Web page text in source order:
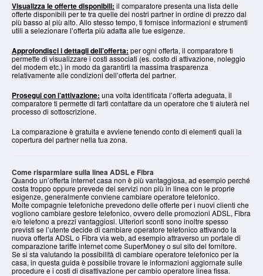
Visualizza le offerte disponibili: il comparatore presenta una lista delle
offerte disponibili per te tra quelle dei nostri partner in ordine di prezzo dal
più basso al più alto. Allo stesso tempo, ti fornisce informazioni e strumenti
utili a selezionare l’offerta più adatta alle tue esigenze.
Approfondisci i dettagli dell’offerta: per ogni offerta, il comparatore ti
permette di visualizzare i costi associati (es. costo di attivazione, noleggio
del modem etc.) in modo da garantirti la massima trasparenza
relativamente alle condizioni dell’offerta del partner.
Prosegui con l’attivazione: una volta identificata l’offerta adeguata, il
comparatore ti permette di farti contattare da un operatore che ti aiuterà nel
processo di sottoscrizione.
La comparazione è gratuita e avviene tenendo conto di elementi quali la
copertura del partner nella tua zona.
Come risparmiare sulla linea ADSL e Fibra
Quando un’offerta internet casa non è più vantaggiosa, ad esempio perché
costa troppo oppure prevede dei servizi non più in linea con le proprie
esigenze, generalmente conviene cambiare operatore telefonico.
Molte compagnie telefoniche prevedono delle offerte per i nuovi clienti che
vogliono cambiare gestore telefonico, ovvero delle promozioni ADSL, Fibra
e/o telefono a prezzi vantaggiosi. Ulteriori sconti sono inoltre spesso
previsti se l’utente decide di cambiare operatore telefonico attivando la
nuova offerta ADSL o Fibra via web, ad esempio attraverso un portale di
comparazione tariffe internet come SuperMoney o sul sito del fornitore.
Se si sta valutando la possibilità di cambiare operatore telefonico per la
casa, in questa guida è possibile trovare le informazioni aggiornate sulle
procedure e i costi di disattivazione per cambio operatore linea fissa.